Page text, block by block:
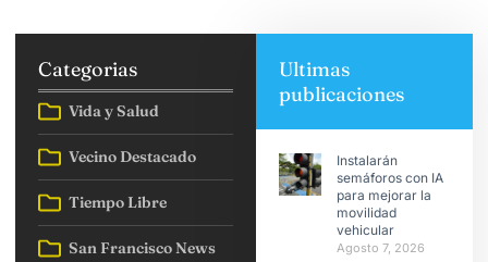
Categorias
Vida y Salud
Vecino Destacado
Tiempo Libre
San Francisco News
Ultimas
publicaciones
Instalarán
semáforos con IA
para mejorar la
movilidad
vehicular
Agosto 7, 2026